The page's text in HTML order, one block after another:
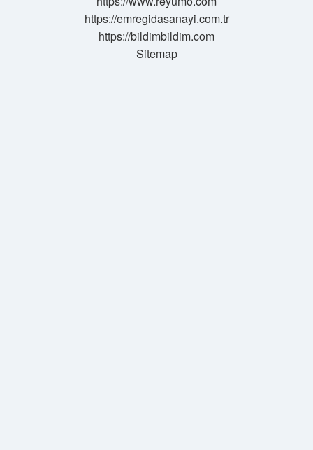
https://emregidasanayi.com.tr
https://bildimbildim.com
Sitemap